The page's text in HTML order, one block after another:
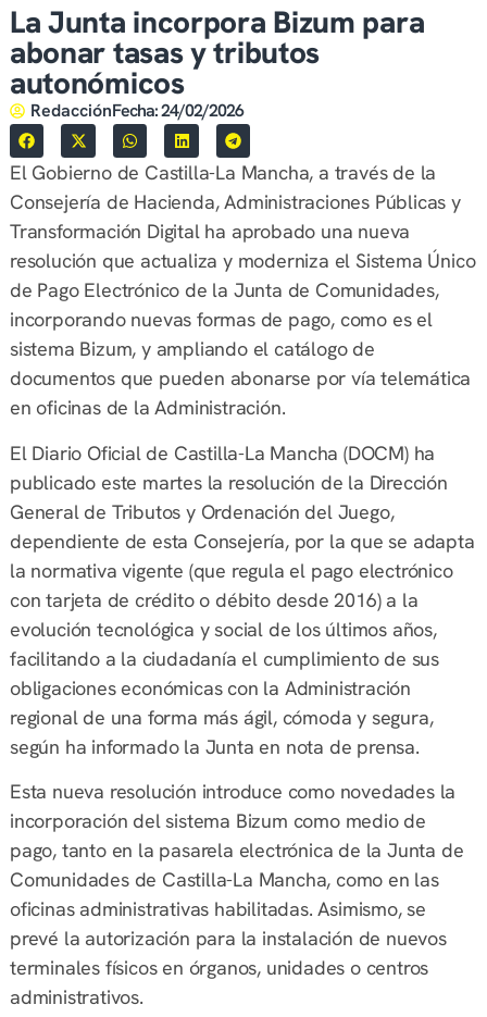
La Junta incorpora Bizum para
abonar tasas y tributos
autonómicos
RedacciónFecha:24/02/2026
El Gobierno de Castilla-La Mancha, a través de la
Consejería de Hacienda, Administraciones Públicas y
Transformación Digital ha aprobado una nueva
resolución que actualiza y moderniza el Sistema Único
de Pago Electrónico de la Junta de Comunidades,
incorporando nuevas formas de pago, como es el
sistema Bizum, y ampliando el catálogo de
documentos que pueden abonarse por vía telemática
en oficinas de la Administración.
El Diario Oficial de Castilla-La Mancha (DOCM) ha
publicado este martes la resolución de la Dirección
General de Tributos y Ordenación del Juego,
dependiente de esta Consejería, por la que se adapta
la normativa vigente (que regula el pago electrónico
con tarjeta de crédito o débito desde 2016) a la
evolución tecnológica y social de los últimos años,
facilitando a la ciudadanía el cumplimiento de sus
obligaciones económicas con la Administración
regional de una forma más ágil, cómoda y segura,
según ha informado la Junta en nota de prensa.
Esta nueva resolución introduce como novedades la
incorporación del sistema Bizum como medio de
pago, tanto en la pasarela electrónica de la Junta de
Comunidades de Castilla-La Mancha, como en las
oficinas administrativas habilitadas. Asimismo, se
prevé la autorización para la instalación de nuevos
terminales físicos en órganos, unidades o centros
administrativos.